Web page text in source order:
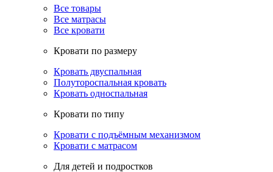
Все товары
Все матрасы
Все кровати
Кровати по размеру
Кровать двуспальная
Полутороспальная кровать
Кровать односпальная
Кровати по типу
Кровати с подъёмным механизмом
Кровати с матрасом
Для детей и подростков